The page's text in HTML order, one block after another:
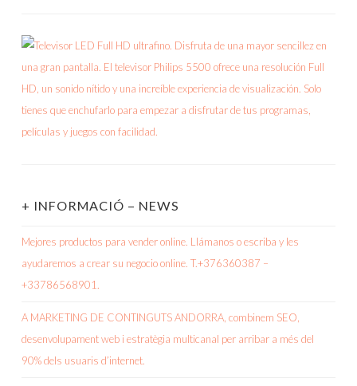
+ INFORMACIÓ – NEWS
Mejores productos para vender online. Llámanos o escriba y les
ayudaremos a crear su negocio online. T.+376360387 –
+33786568901.
A MARKETING DE CONTINGUTS ANDORRA, combinem SEO,
desenvolupament web i estratègia multicanal per arribar a més del
90% dels usuaris d’internet.